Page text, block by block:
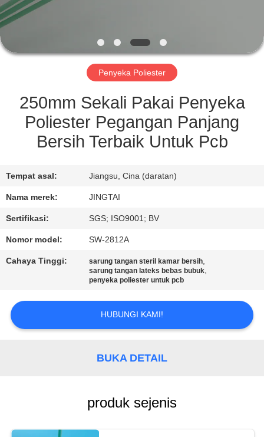
KONTROL
KUALITAS
KAMI
BERITA
KASUS
SITEMAP
PRIVACY
POLICY
Penyeka Poliester
250mm Sekali Pakai Penyeka
Poliester Pegangan Panjang
Bersih Terbaik Untuk Pcb
Tempat asal: Jiangsu, Cina (daratan)
Nama merek: JINGTAI
Sertifikasi: SGS; ISO9001; BV
Nomor model: SW-2812A
Cahaya Tinggi: sarung tangan steril kamar bersih,
sarung tangan lateks bebas bubuk,
penyeka poliester untuk pcb
HUBUNGI KAMI!
BUKA DETAIL
produk sejenis